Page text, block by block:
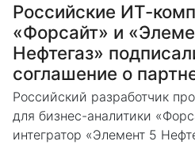
Российские ИТ-
«Форсайт» и
Нефтегаз»
соглашение о
Российский разработчик
для бизнес-аналитики
интегратор «Элемент 5